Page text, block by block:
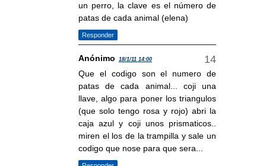
un perro, la clave es el número de
patas de cada animal (elena)
Responder
Anónimo 18/1/11 14:00
Que el codigo son el numero de
patas de cada animal... coji una
llave, algo para poner los triangulos
(que solo tengo rosa y rojo) abri la
caja azul y coji unos prismaticos..
miren el los de la trampilla y sale un
codigo que nose para que sera...